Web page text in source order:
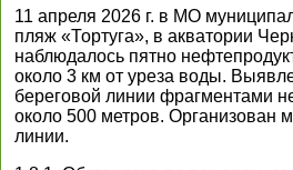
11 апреля 2026 г. в МО
пляж «Тортуга», в акватории
наблюдалось пятно
около 3 км от уреза воды.
береговой линии фрагментами
около 500 метров. Организован
линии.